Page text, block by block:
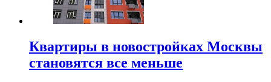
Квартиры в новостройках Москвы
становятся все меньше